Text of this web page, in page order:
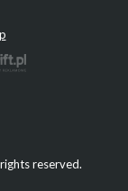
reserved.